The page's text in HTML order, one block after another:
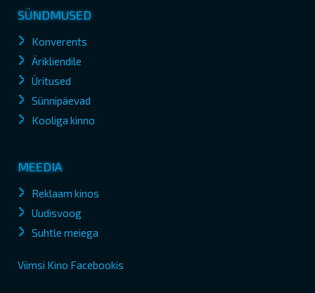
SÜNDMUSED
Konverents
Ärikliendile
Üritused
Sünnipäevad
Kooliga kinno
MEEDIA
Reklaam kinos
Uudisvoog
Suhtle meiega
Viimsi Kino Facebookis